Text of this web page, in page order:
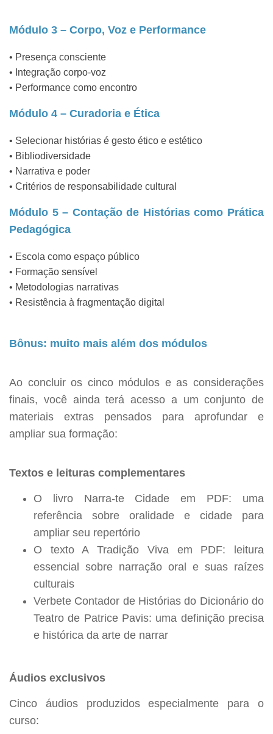
Módulo 3 – Corpo, Voz e Performance
• Presença consciente
• Integração corpo-voz
• Performance como encontro
Módulo 4 – Curadoria e Ética
• Selecionar histórias é gesto ético e estético
• Bibliodiversidade
• Narrativa e poder
• Critérios de responsabilidade cultural
Módulo 5 – Contação de Histórias como Prática
Pedagógica
• Escola como espaço público
• Formação sensível
• Metodologias narrativas
• Resistência à fragmentação digital
Bônus: muito mais além dos módulos
Ao concluir os cinco módulos e as considerações
finais, você ainda terá acesso a um conjunto de
materiais extras pensados para aprofundar e
ampliar sua formação:
Textos e leituras complementares
O livro Narra-te Cidade em PDF: uma
referência sobre oralidade e cidade para
ampliar seu repertório
O texto A Tradição Viva em PDF: leitura
essencial sobre narração oral e suas raízes
culturais
Verbete Contador de Histórias do Dicionário do
Teatro de Patrice Pavis: uma definição precisa
e histórica da arte de narrar
Áudios exclusivos
Cinco áudios produzidos especialmente para o
curso: